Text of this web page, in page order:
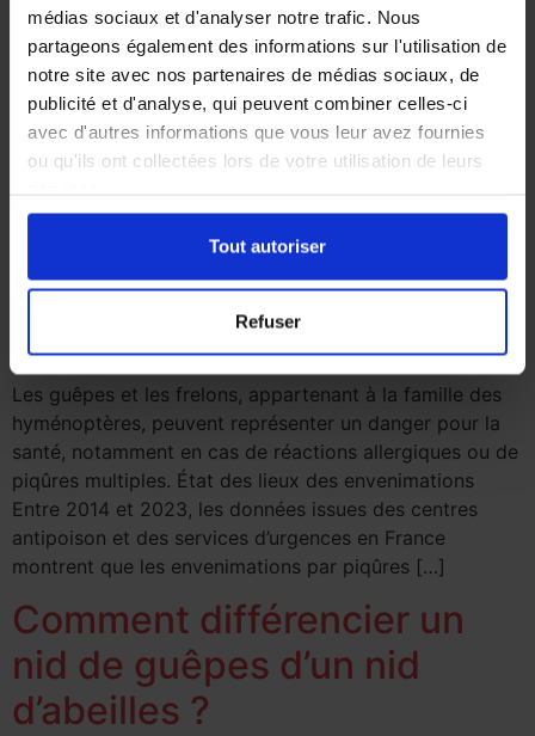
médias sociaux et d'analyser notre trafic. Nous
partageons également des informations sur l'utilisation de
notre site avec nos partenaires de médias sociaux, de
publicité et d'analyse, qui peuvent combiner celles-ci
avec d'autres informations que vous leur avez fournies
ou qu'ils ont collectées lors de votre utilisation de leurs
Tout autoriser
Refuser
Les guêpes et les frelons, appartenant à la famille des
hyménoptères, peuvent représenter un danger pour la
santé, notamment en cas de réactions allergiques ou de
piqûres multiples. État des lieux des envenimations
Entre 2014 et 2023, les données issues des centres
antipoison et des services d’urgences en France
montrent que les envenimations par piqûres […]
Comment différencier un
nid de guêpes d’un nid
d’abeilles ?